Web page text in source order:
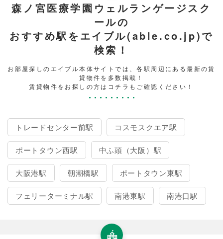
森ノ宮医療学園ウェルランゲージスク
ールの
おすすめ駅をエイブル(able.co.jp)で
検索！
お部屋探しのエイブル本体サイトでは、各駅周辺にある最新の賃
貸物件を多数掲載！
賃貸物件をお探しの方はコチラもご確認ください！
トレードセンター前駅 コスモスクエア駅
ポートタウン西駅 中ふ頭（大阪）駅
大阪港駅 朝潮橋駅 ポートタウン東駅
フェリーターミナル駅 南港東駅 南港口駅